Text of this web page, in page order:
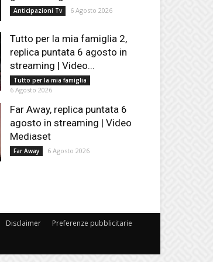
Anticipazioni Tv 6 Agosto 2026
Tutto per la mia famiglia 2,
replica puntata 6 agosto in
streaming | Video...
Tutto per la mia famiglia
6 Agosto 2026
Far Away, replica puntata 6
agosto in streaming | Video
Mediaset
Far Away 6 Agosto 2026
Disclaimer Preferenze pubblicitarie